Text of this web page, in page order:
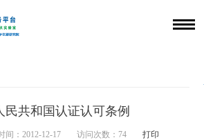
民共和国认证认可条例
间：2012-12-17 访问次数： 74 打印